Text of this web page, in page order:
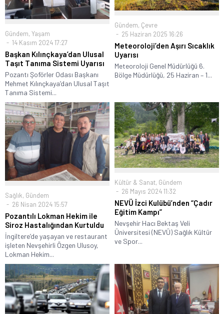
Gündem, Yaşam
14 Kasım 2024 17:27
Başkan Kılınçkaya’dan Ulusal
Taşıt Tanıma Sistemi Uyarısı
Pozantı Şoförler Odası Başkanı
Mehmet Kılınçkaya’dan Ulusal Taşıt
Tanıma Sistemi...
Gündem, Çevre
25 Haziran 2025 16:26
Meteoroloji’den Aşırı Sıcaklık
Uyarısı
Meteoroloji Genel Müdürlüğü 6.
Bölge Müdürlüğü, 25 Haziran – 1...
Sağlık, Gündem
26 Nisan 2024 15:57
Pozantılı Lokman Hekim ile
Siroz Hastalığından Kurtuldu
İngiltere’de yaşayan ve restaurant
işleten Nevşehirli Özgen Ulusoy,
Lokman Hekim...
Kültür & Sanat, Gündem
26 Mayıs 2024 11:32
NEVÜ İzci Kulübü’nden “Çadır
Eğitim Kampı”
Nevşehir Hacı Bektaş Veli
Üniversitesi (NEVÜ) Sağlık Kültür
ve Spor...